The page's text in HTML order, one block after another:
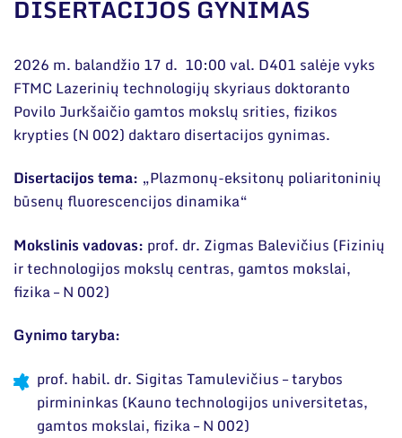
organizacijose bei asociacijose
Bendri rekvizitai
Administracija
Darbuotojų kontaktai
DISERTACIJOS GYNIMAS
2026 m. balandžio 17 d. 10:00 val. D401 salėje vyks
FTMC Lazerinių technologijų skyriaus doktoranto
Povilo Jurkšaičio gamtos mokslų srities, fizikos
krypties (N 002) daktaro disertacijos gynimas.
Disertacijos tema: „Plazmonų-eksitonų poliaritoninių
būsenų fluorescencijos dinamika“
Mokslinis vadovas: prof. dr. Zigmas Balevičius (Fizinių
ir technologijos mokslų centras, gamtos mokslai,
fizika – N 002)
Gynimo taryba:
prof. habil. dr. Sigitas Tamulevičius – tarybos
pirmininkas (Kauno technologijos universitetas,
gamtos mokslai, fizika – N 002)